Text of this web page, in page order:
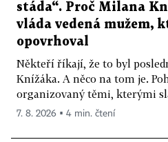
stáda“. Proč Milana
vláda vedená mužem,
opovrhoval
Někteří říkají, že to byl
Knížáka. A něco na tom je.
organizovaný těmi, kterými
7. 8. 2026 ▪ 4 min. čtení